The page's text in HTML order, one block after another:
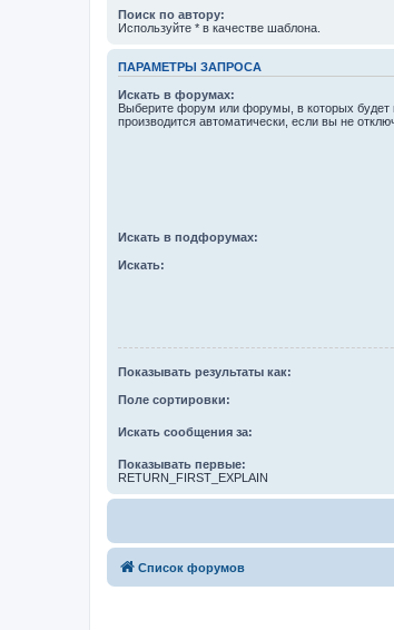
Поиск по автору:
Используйте * в качестве шаблона.
ПАРАМЕТРЫ ЗАПРОСА
Искать в форумах:
Выберите форум или форумы, в которых будет
производится автоматически, если вы не
Искать в подфорумах:
Искать:
Показывать результаты как:
Поле сортировки:
Искать сообщения за:
Показывать первые:
RETURN_FIRST_EXPLAIN
Список форумов